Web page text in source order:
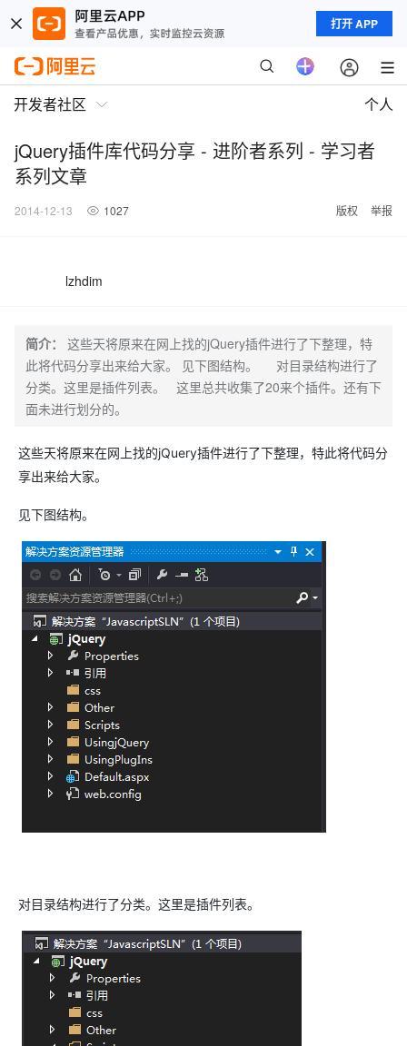
打开 APP
开发者社区 个人
jQuery插件库代码分享 - 进阶者系列 - 学习者
系列文章
2014-12-13 1027 版权 举报
lzhdim
简介：
这些天将原来在网上找的jQuery插件进行了下整理，特
此将代码分享出来给大家。 见下图结构。 对目录结构进行了
分类。这里是插件列表。 这里总共收集了20来个插件。还有下
面未进行划分的。
这些天将原来在网上找的jQuery插件进行了下整理，特此将代码分
享出来给大家。
见下图结构。
对目录结构进行了分类。这里是插件列表。